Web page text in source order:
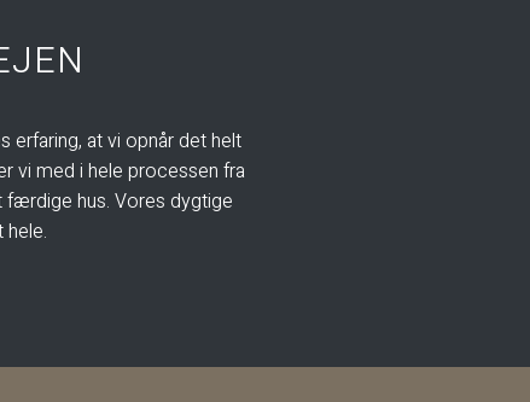
erfaring, at vi opnår det helt
vi med i hele processen fra
færdige hus. Vores dygtige